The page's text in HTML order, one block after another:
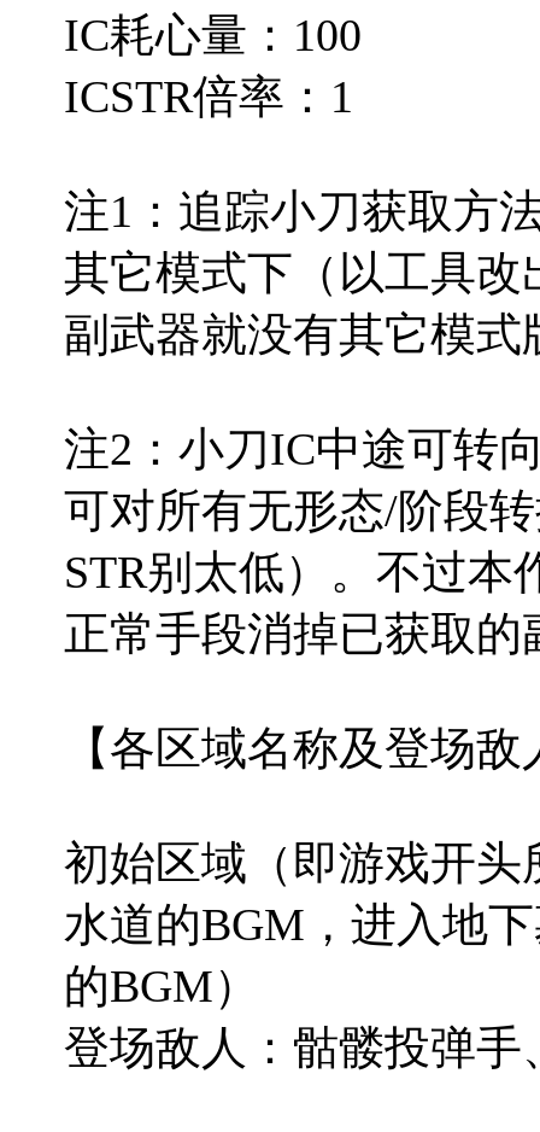
IC耗心量：100
ICSTR倍率：1
注1：追踪小刀获取方
其它模式下（以工具
副武器就没有其它模
注2：小刀IC中途可转
可对所有无形态/阶段
STR别太低）。不过
正常手段消掉已获取的
【各区域名称及登场
初始区域（即游戏开
水道的BGM，进入地
的BGM）
登场敌人：骷髅投弹手